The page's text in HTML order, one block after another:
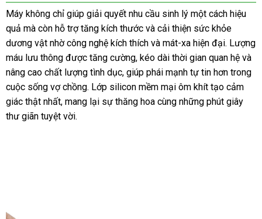
cao
cấp
động
cơ
hoạt
động
thông
minh
CỰC
Máy không chỉ giúp giải quyết nhu cầu sinh lý một cách hiệu
quả mà còn hỗ trợ tăng kích thước và cải thiện sức khỏe
dương vật nhờ công nghệ kích thích và mát-xa hiện đại. Lượng
máu lưu thông được tăng cường, kéo dài thời gian quan hệ và
nâng cao chất lượng tình dục, giúp phái mạnh tự tin hơn trong
cuộc sống vợ chồng. Lớp silicon mềm mại ôm khít tạo cảm
giác thật nhất, mang lại sự thăng hoa cùng những phút giây
thư giãn tuyệt vời.